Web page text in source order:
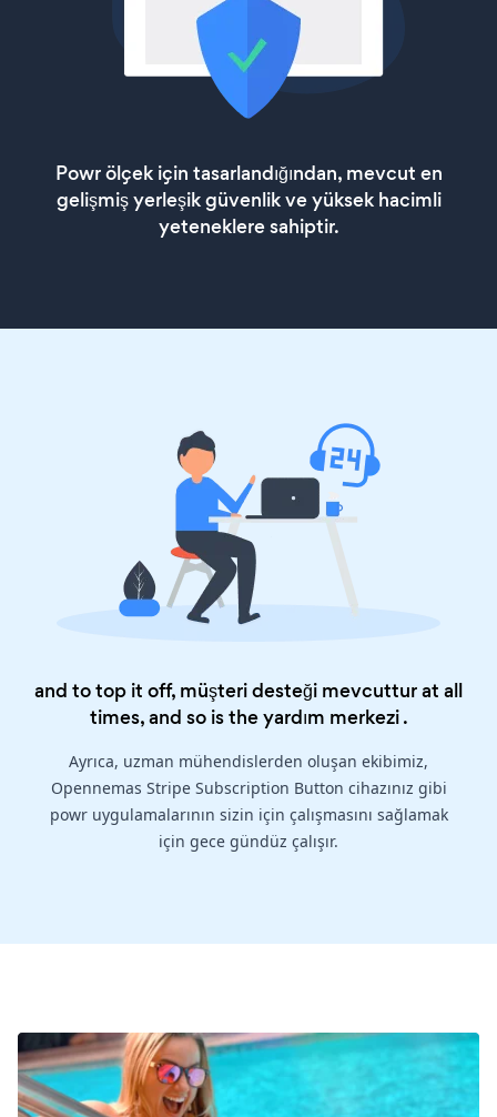
Powr ölçek için tasarlandığından, mevcut en
gelişmiş yerleşik güvenlik ve yüksek hacimli
yeteneklere sahiptir.
and to top it off, müşteri desteği mevcuttur at all
times, and so is theyardım merkezi.
Ayrıca, uzman mühendislerden oluşan ekibimiz,
Opennemas Stripe Subscription Button cihazınız gibi
powr uygulamalarının sizin için çalışmasını sağlamak
için gece gündüz çalışır.